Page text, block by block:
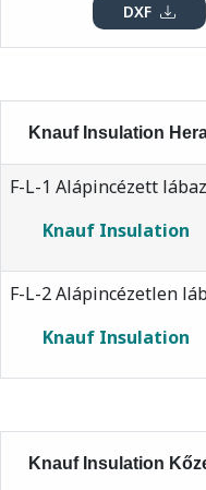
DXF
Knauf Insulation
F-L-1 Alápincézett
Knauf Insulation
F-L-2 Alápincézetlen
Knauf Insulation
Knauf Insulation